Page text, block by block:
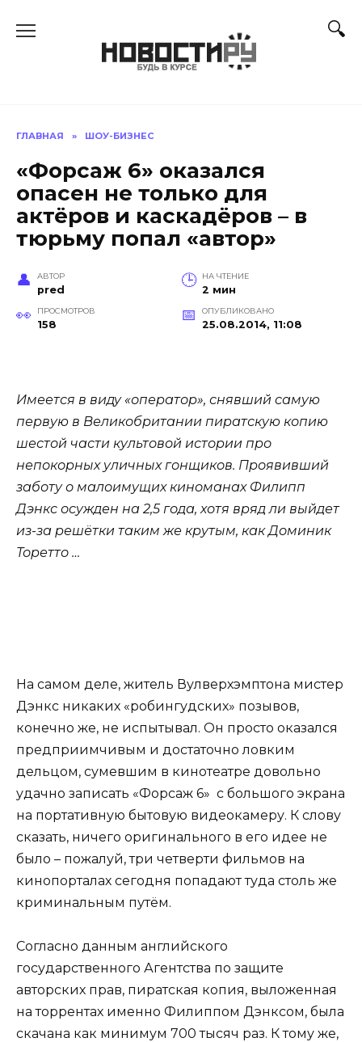
ГЛАВНАЯ » ШОУ-БИЗНЕС
«Форсаж 6» оказался
опасен не только для
актёров и каскадёров – в
тюрьму попал «автор»
АВТОР
pred
НА ЧТЕНИЕ
2 мин
ПРОСМОТРОВ
158
ОПУБЛИКОВАНО
25.08.2014, 11:08
Имеется в виду «оператор», снявший самую
первую в Великобритании пиратскую копию
шестой части культовой истории про
непокорных уличных гонщиков. Проявивший
заботу о малоимущих киноманах Филипп
Дэнкс осужден на 2,5 года, хотя вряд ли выйдет
из-за решётки таким же крутым, как Доминик
Торетто …
На самом деле, житель Вулверхэмптона мистер
Дэнкс никаких «робингудских» позывов,
конечно же, не испытывал. Он просто оказался
предприимчивым и достаточно ловким
дельцом, сумевшим в кинотеатре довольно
удачно записать «Форсаж 6» с большого экрана
на портативную бытовую видеокамеру. К слову
сказать, ничего оригинального в его идее не
было – пожалуй, три четверти фильмов на
кинопорталах сегодня попадают туда столь же
криминальным путём.
Согласно данным английского
государственного Агентства по защите
авторских прав, пиратская копия, выложенная
на торрентах именно Филиппом Дэнксом, была
скачана как минимум 700 тысяч раз. К тому же,